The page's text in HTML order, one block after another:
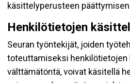
käsittelyperusteen
Henkilötietojen
Seuran työntekijät, joiden
toteuttamiseksi henkilötietojen
välttämätöntä, voivat käsitellä